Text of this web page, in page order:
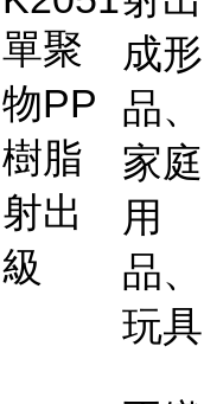
單聚
物PP
樹脂
射出
級
成形
品、
家庭
用
品、
玩具